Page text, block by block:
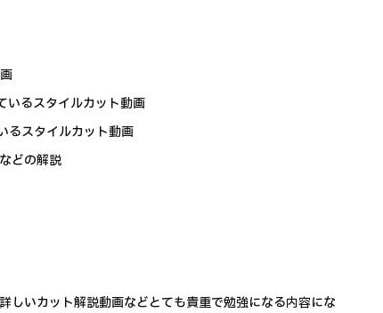
いるスタイルカット動画
るスタイルカット動画
どの解説
しいカット解説動画などとても貴重で勉強になる内容にな